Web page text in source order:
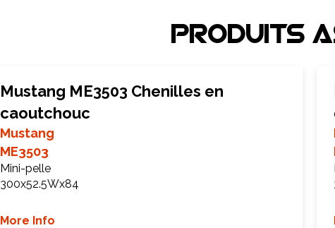
Produits
Mustang ME3503 Chenilles en
caoutchouc
Mustang
ME3503
Mini-pelle
300x52.5Wx84
More Info